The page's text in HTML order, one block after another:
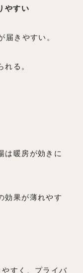
やすい
届きやすい。
る。
は暖房が効きに
効果が薄れやす
すく、プライバ